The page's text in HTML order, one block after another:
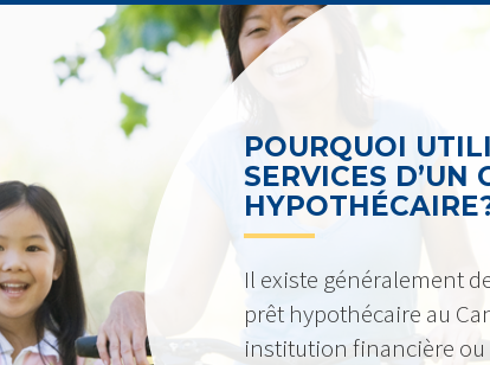
POURQUOI
SERVICES D’UN
Il existe généralement
prêt hypothécaire au
institution financière ou